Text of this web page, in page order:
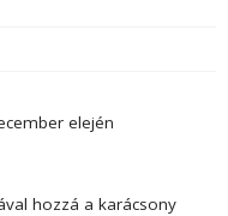
elején
hozzá a karácsony